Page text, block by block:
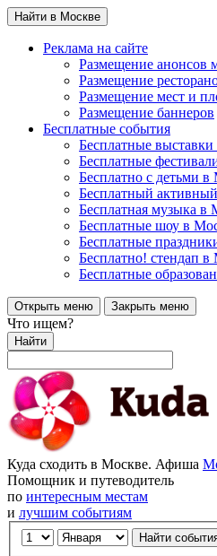
Найти в Москве
Реклама на сайте
Размещение анонсов
Размещение
Размещение мест и
Размещение баннеров
Бесплатные события
Бесплатные
Бесплатные
Бесплатно с детьми в
Бесплатный
Бесплатная музыка в
Бесплатные шоу в
Бесплатные
Бесплатно! стендап в
Бесплатные
Открыть меню Закрыть меню
Что ищем?
Найти
Куда сходить в Москве. Афиша
Помощник и путеводитель
по интересным местам
и лучшим событиям